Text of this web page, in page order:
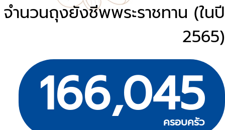
จำนวนถุงยังชีพพระราชทาน (ในปี
2565)
166,045
ครอบครัว